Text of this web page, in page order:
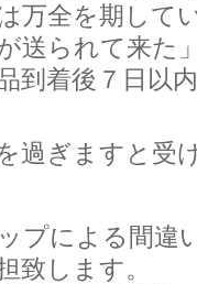
万全を期して
送られて来た
到着後７日以
を過ぎますと
プによる間違
致します。